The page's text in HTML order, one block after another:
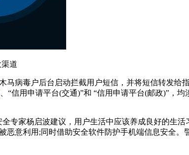
道
病毒户后台启动拦截用户短信，并将短信转发给
“信用申请平台(交通)”和 “信用申请平台(邮政)”，
家杨启波建议，用户生活中应该养成良好的生活
意利用;同时借助安全软件防护手机端信息安全。